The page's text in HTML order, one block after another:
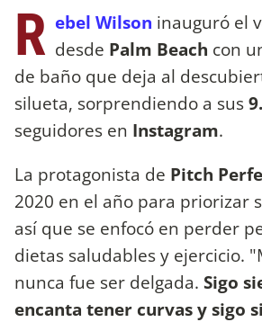
R ebel Wilson inauguró el
desde Palm Beach con
de baño que deja al
silueta, sorprendiendo a sus
seguidores en Instagram.
La protagonista de Pitch
2020 en el año para priorizar
así que se enfocó en perder
dietas saludables y ejercicio.
nunca fue ser delgada. Sigo
encanta tener curvas y sigo